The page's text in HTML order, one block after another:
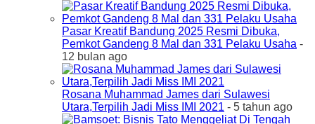
Pasar Kreatif Bandung 2025 Resmi Dibuka,
Pemkot Gandeng 8 Mal dan 331 Pelaku Usaha -
12 bulan ago
Rosana Muhammad James dari Sulawesi
Utara,Terpilih Jadi Miss IMI 2021 - 5 tahun ago